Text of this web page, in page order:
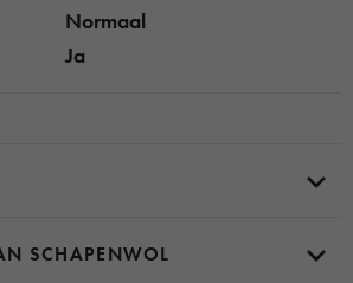
Normaal
Ja
SCHAPENWOL